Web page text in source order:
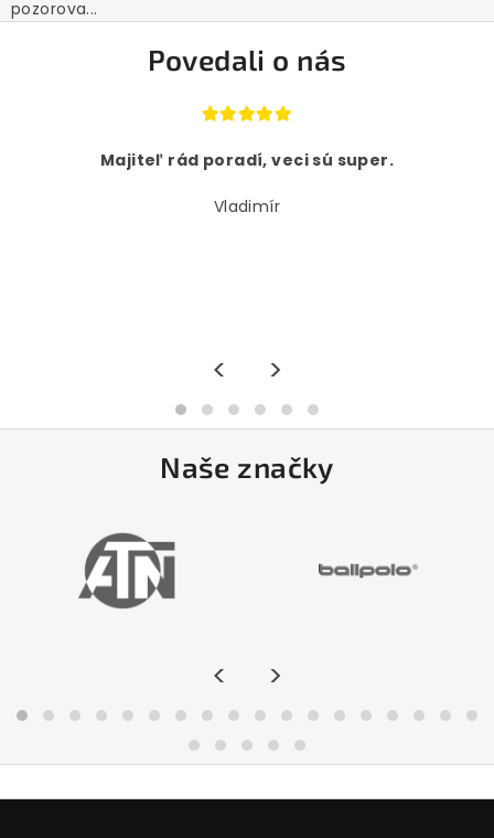
pozorova...
Povedali o nás
Majiteľ rád poradí, veci sú super.
Vladimír
< >
Naše značky
< >